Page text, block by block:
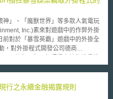
應安全、監測和危機應對、治理模
晶片法案》主要由三大支柱組成，
定位，以強化歐盟成員國和相關第
」。歐盟預計將投入110億歐元用於
半導體工具、原型設計實驗產線、
引投資與提高生產能力來建立供應
」、「魔獸世界」等多款人氣電玩
Inc.)素來對遊戲中的作弊外掛
對於「暴雪英霸」遊戲中的外掛全
，對外掛程式開發公司德商
作弊，影響遊戲的公平性及其他玩
行之永續金融揭露規則